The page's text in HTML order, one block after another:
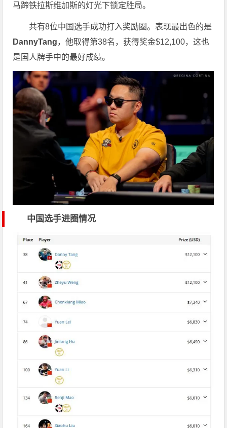
马蹄铁拉斯维加斯的灯光下锁定胜局。
共有8位中国选手成功打入奖励圈。表现最出色的是
DannyTang，他取得第38名，获得奖金$12,100，这也
是国人牌手中的最好成绩。
中国选手进圈情况